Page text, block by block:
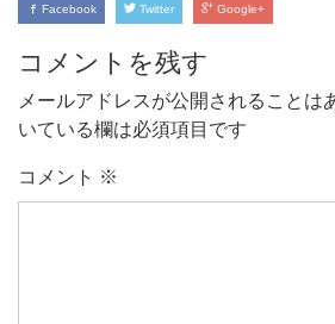
Facebook Twitter Google+
コメントを残す
メールアドレスが公開されることは
いている欄は必須項目です
コメント ※